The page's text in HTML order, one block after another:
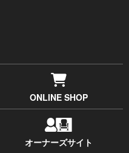
ONLINE SHOP
オーナーズサイト